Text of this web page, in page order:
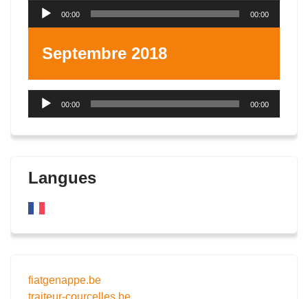
Lecteur
00:00 00:00
Septembre 2018
Lecteur
00:00 00:00
Langues
fiatgenappe.be
traiteur-courcelles.be